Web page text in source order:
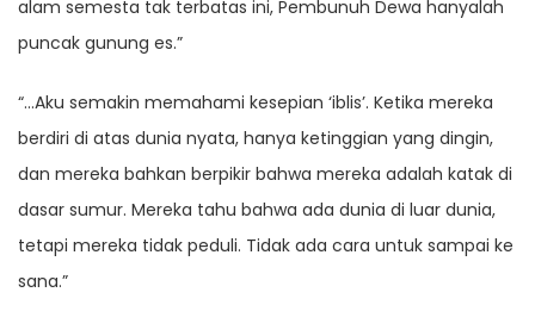
alam semesta tak terbatas ini, Pembunuh Dewa hanyalah
puncak gunung es.”
“…Aku semakin memahami kesepian ‘iblis’. Ketika mereka
berdiri di atas dunia nyata, hanya ketinggian yang dingin,
dan mereka bahkan berpikir bahwa mereka adalah katak di
dasar sumur. Mereka tahu bahwa ada dunia di luar dunia,
tetapi mereka tidak peduli. Tidak ada cara untuk sampai ke
sana.”